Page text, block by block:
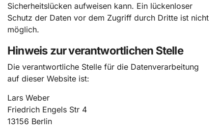
Sicherheitslücken aufweisen kann. Ein lückenloser
Schutz der Daten vor dem Zugriff durch Dritte ist nicht
möglich.
Hinweis zur verantwortlichen Stelle
Die verantwortliche Stelle für die Datenverarbeitung
auf dieser Website ist:
Lars Weber
Friedrich Engels Str 4
13156 Berlin